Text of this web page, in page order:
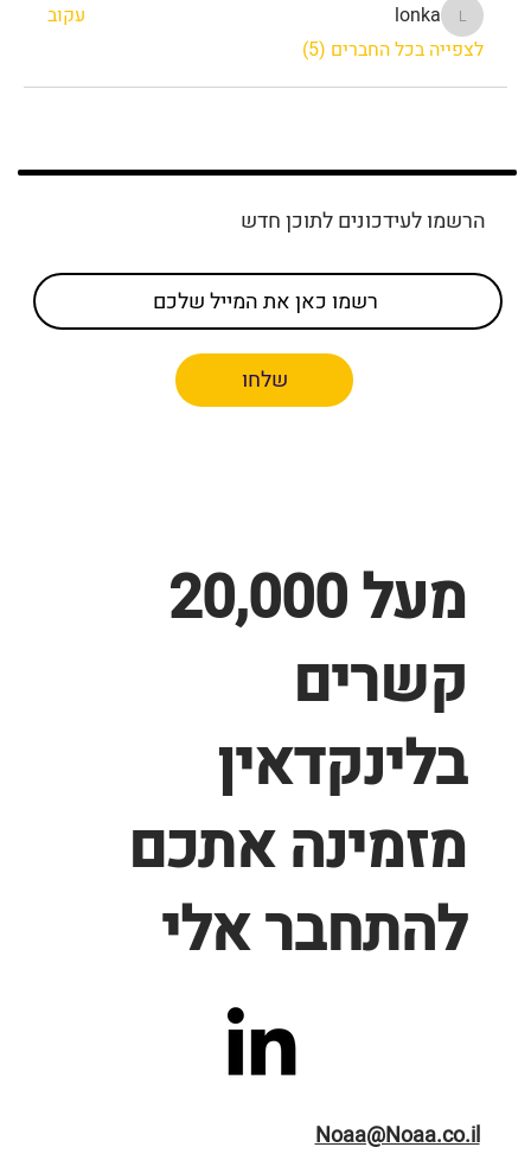
lonka
lonka
עקוב
לצפייה בכל החברים (5)
Noaa@Noaa.co.il
מעל 20,000
קשרים
בלינקדאין
מזמינה אתכם
להתחבר אלי
שלחו
הרשמו לעידכונים לתוכן חדש